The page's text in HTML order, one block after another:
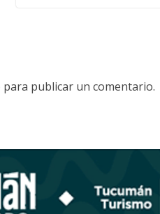
para publicar un comentario.